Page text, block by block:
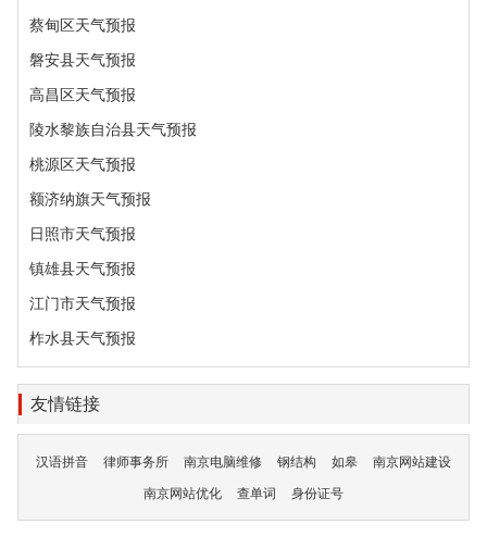
蔡甸区天气预报
磐安县天气预报
高昌区天气预报
陵水黎族自治县天气预报
桃源区天气预报
额济纳旗天气预报
日照市天气预报
镇雄县天气预报
江门市天气预报
柞水县天气预报
友情链接
汉语拼音 律师事务所 南京电脑维修 钢结构 如皋 南京网站建设
南京网站优化 查单词 身份证号